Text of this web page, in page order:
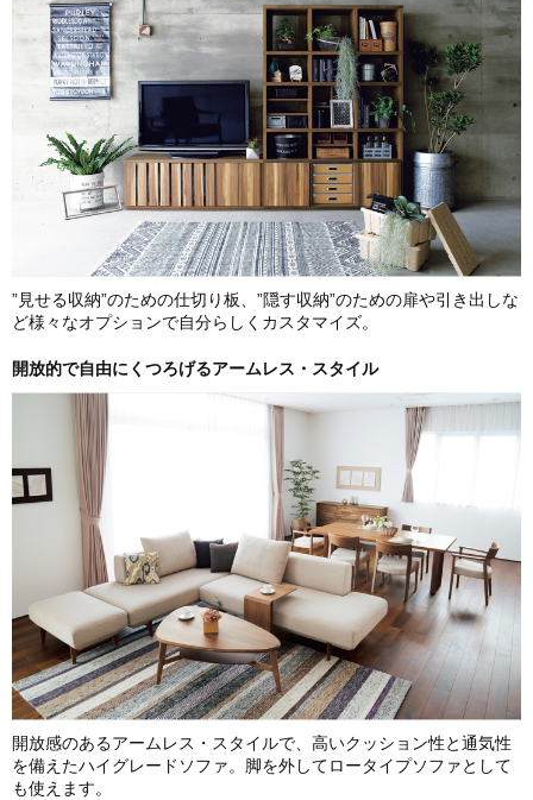
”見せる収納”のための仕切り板、”隠す収納”のための扉や引き出しな
ど様々なオプションで自分らしくカスタマイズ。
開放的で自由にくつろげるアームレス・スタイル
開放感のあるアームレス・スタイルで、高いクッション性と通気性
を備えたハイグレードソファ。脚を外してロータイプソファとして
も使えます。